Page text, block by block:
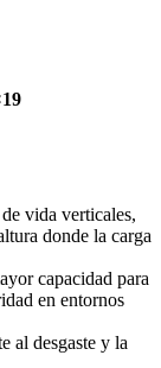
vida verticales,
donde la carga
capacidad para
en entornos
al desgaste y la